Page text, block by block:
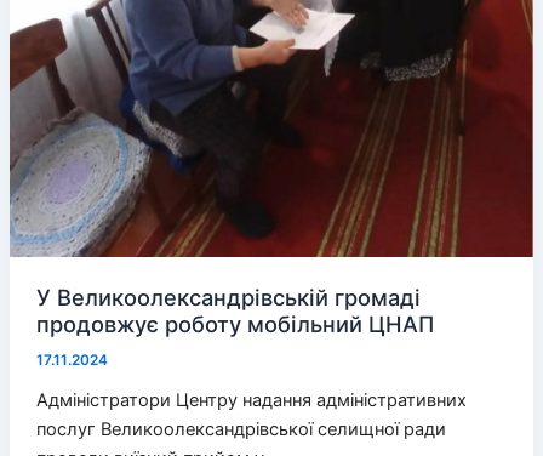
У Великоолександрівській громаді
продовжує роботу мобільний ЦНАП
17.11.2024
Адміністратори Центру надання адміністративних
послуг Великоолександрівської селищної ради